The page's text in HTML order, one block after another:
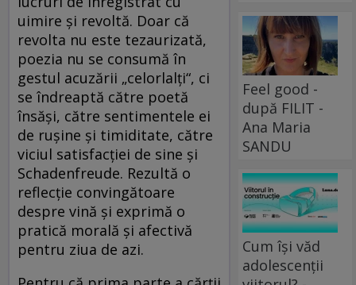
uimire și revoltă. Doar că
revolta nu este tezaurizată,
poezia nu se consumă în
gestul acuzării „celorlalți“, ci
se îndreaptă către poetă
însăși, către sentimentele ei
de rușine și timiditate, către
viciul satisfacției de sine și
Schadenfreude. Rezultă o
reflecție convingătoare
despre vină și exprimă o
pratică morală și afectivă
pentru ziua de azi.
Feel good -
după FILIT -
Ana Maria
SANDU
Cum își văd
adolescenții